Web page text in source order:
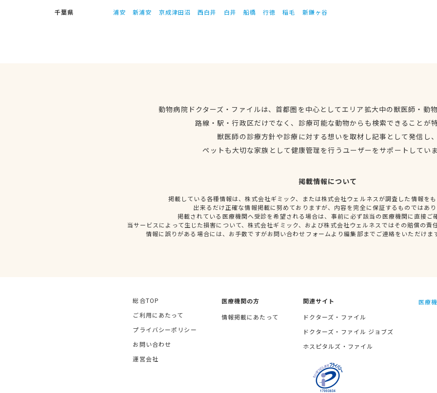
千葉県
浦安 新浦安 京成津田沼 西白井 白井 船橋 行徳 稲毛 新鎌ヶ谷
動物病院ドクターズ・ファイルは、首都圏を中心としてエリア拡大中の獣医師・動
路線・駅・行政区だけでなく、診療可能な動物からも検索できることが
獣医師の診療方針や診療に対する想いを取材し記事として発信し
ペットも大切な家族として健康管理を行うユーザーをサポートしてい
掲載情報について
掲載している各種情報は、株式会社ギミック、または株式会社ウェルネスが調査した情報を
出来るだけ正確な情報掲載に努めておりますが、内容を完全に保証するものではあ
掲載されている医療機関へ受診を希望される場合は、事前に必ず該当の医療機関に直接ご
当サービスによって生じた損害について、株式会社ギミック、および株式会社ウェルネスではその賠償の責
情報に誤りがある場合には、お手数ですがお問い合わせフォームより編集部までご連絡をいただけま
総合TOP
ご利用にあたって
プライバシーポリシー
お問い合わせ
運営会社
医療機関の方
情報掲載にあたって
関連サイト
ドクターズ・ファイル
ドクターズ・ファイル ジョブズ
ホスピタルズ・ファイル
医療